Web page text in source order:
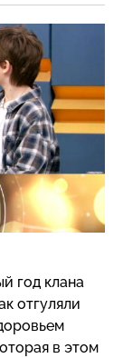
сильно
о своей
год клана
отгуляли
в этом